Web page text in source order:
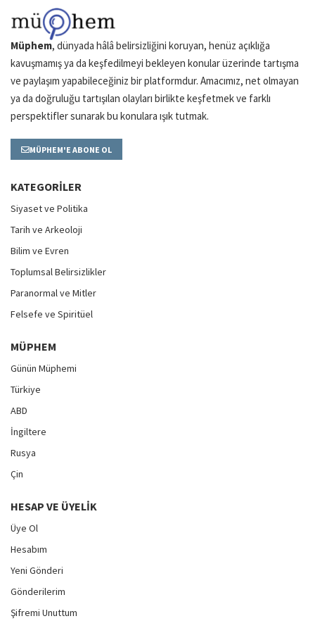
Müphem, dünyada hâlâ belirsizliğini koruyan, henüz açıklığa
kavuşmamış ya da keşfedilmeyi bekleyen konular üzerinde tartışma
ve paylaşım yapabileceğiniz bir platformdur. Amacımız, net olmayan
ya da doğruluğu tartışılan olayları birlikte keşfetmek ve farklı
perspektifler sunarak bu konulara ışık tutmak.
MÜPHEM'E ABONE OL
KATEGORILER
Siyaset ve Politika
Tarih ve Arkeoloji
Bilim ve Evren
Toplumsal Belirsizlikler
Paranormal ve Mitler
Felsefe ve Spiritüel
MÜPHEM
Günün Müphemi
Türkiye
ABD
İngiltere
Rusya
Çin
HESAP VE ÜYELIK
Üye Ol
Hesabım
Yeni Gönderi
Gönderilerim
Şifremi Unuttum